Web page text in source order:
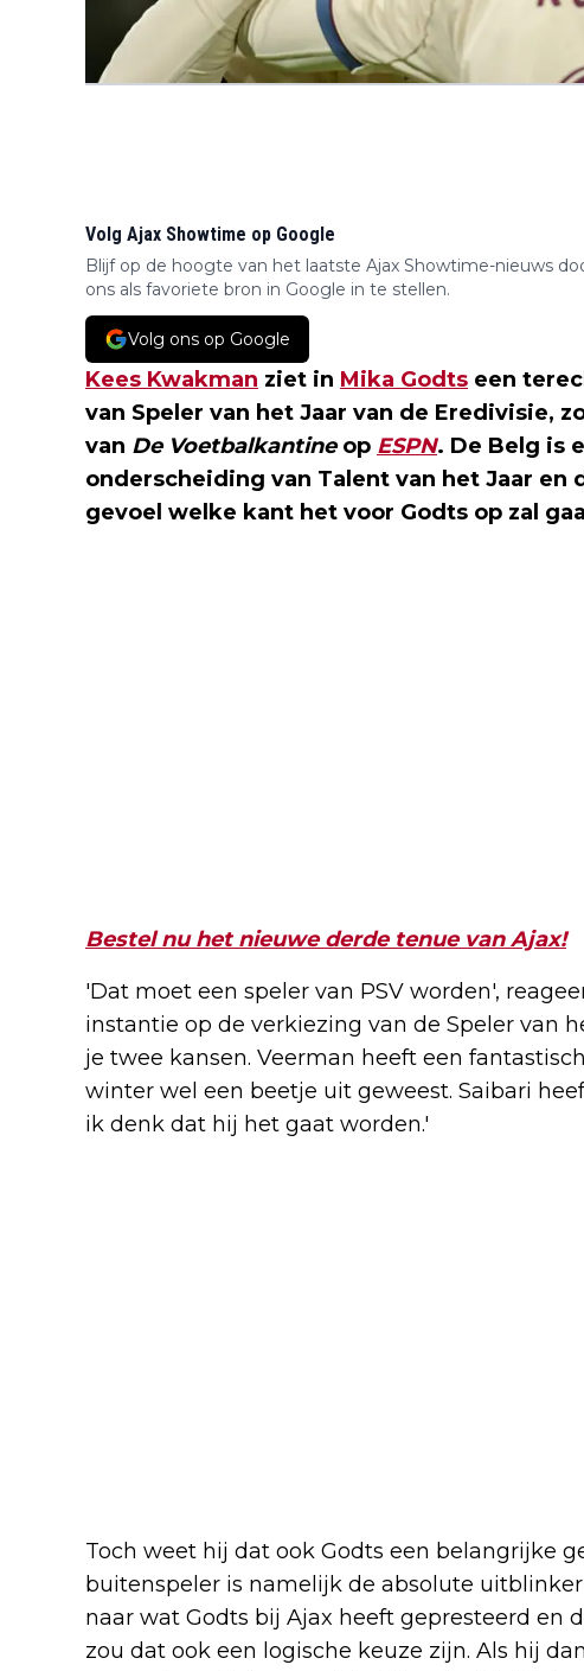
Volg Ajax Showtime op Google
Blijf op de hoogte van het laatste Ajax Showtime-nieuws
ons als favoriete bron in Google in te stellen.
Volg ons op Google
Kees Kwakman ziet in Mika Godts een
van Speler van het Jaar van de Eredivisie,
van De Voetbalkantineop ESPN. De Belg is
onderscheiding van Talent van het Jaar en
gevoel welke kant het voor Godts op zal
Bestel nu het nieuwe derde tenue van Ajax!
'Dat moet een speler van PSV worden',
instantie op de verkiezing van de Speler van
je twee kansen. Veerman heeft een
winter wel een beetje uit geweest. Saibari
ik denk dat hij het gaat worden.'
Toch weet hij dat ook Godts een belangrijke
buitenspeler is namelijk de absolute
naar wat Godts bij Ajax heeft gepresteerd en
zou dat ook een logische keuze zijn. Als hij